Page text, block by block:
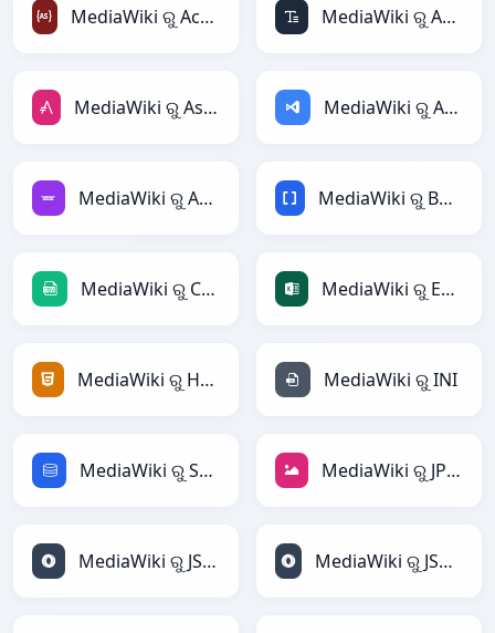
MediaWiki ରୁ ActionScript MediaWiki ରୁ ASCII
MediaWiki ରୁ AsciiDoc MediaWiki ରୁ ASP
MediaWiki ରୁ Avro MediaWiki ରୁ BBCode
MediaWiki ରୁ CSV MediaWiki ରୁ Excel
MediaWiki ରୁ HTML MediaWiki ରୁ INI
MediaWiki ରୁ SQL MediaWiki ରୁ JPEG
MediaWiki ରୁ JSON MediaWiki ରୁ JSONLines